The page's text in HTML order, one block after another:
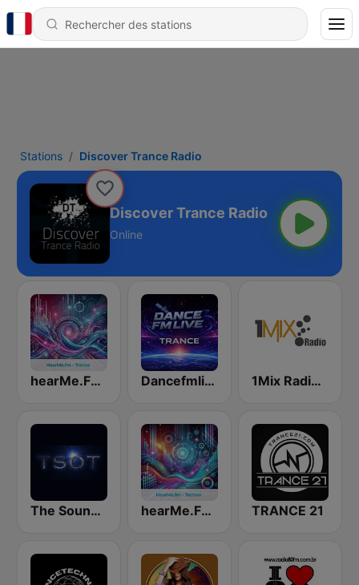
Stations Discover Trance Radio
Discover Trance Radio
Online
hearMe.FM Trance Dancefmlive Trance 1Mix Radio - Trance
The Sound Of Trance hearMe.FM Techno TRANCE 21